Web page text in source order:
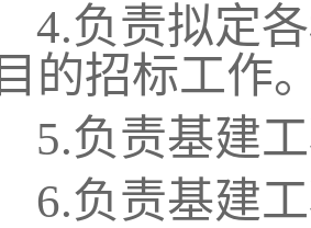
4.负责拟定
目的招标工作
5.负责基建
6.负责基建